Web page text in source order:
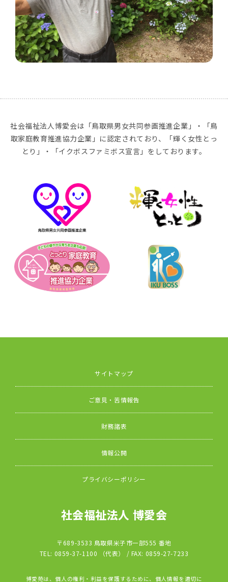
社会福祉法人博愛会は「鳥取県男女共同参画推進企業」・「鳥
取家庭教育推進協力企業」に認定されており、「輝く女性とっ
とり」・「イクボスファミボス宣言」をしております。
サイトマップ
ご意見・苦情報告
財務諸表
情報公開
プライバシーポリシー
社会福祉法人 博愛会
〒689-3533 鳥取県米子市一部555 番地
TEL: 0859-37-1100 （代表） / FAX: 0859-27-7233
博愛苑は、個人の権利・利益を保護するために、個人情報を適切に